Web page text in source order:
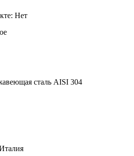
Нет
сталь AISI 304